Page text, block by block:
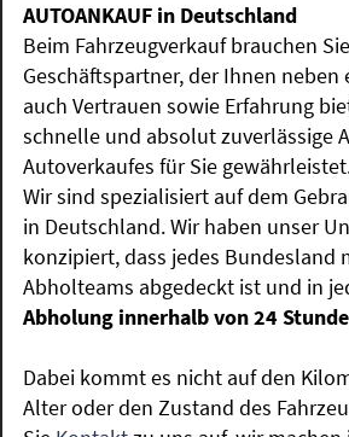
AUTOANKAUF in Deutschland
Beim Fahrzeugverkauf brauchen
Geschäftspartner, der Ihnen neben
auch Vertrauen sowie Erfahrung
schnelle und absolut zuverlässige
Autoverkaufes für Sie
Wir sind spezialisiert auf dem
in Deutschland. Wir haben unser
konzipiert, dass jedes Bundesland
Abholteams abgedeckt ist und in
Abholung innerhalb von 24
Dabei kommt es nicht auf den
Alter oder den Zustand des